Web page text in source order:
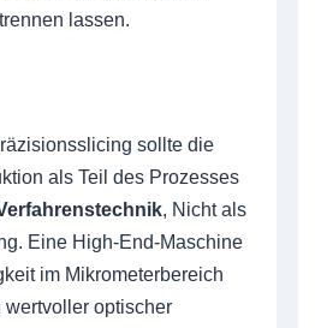
lassen.
sollte die
als Teil des Prozesses
, Nicht als
Eine High-End-Maschine
im Mikrometerbereich
optischer